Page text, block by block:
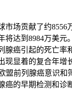
市场贡献了约8556
将达到8984万美元
腺癌引起的死亡率
现显着的复合年增
盟前列腺癌意识和
癌的早期检测和诊